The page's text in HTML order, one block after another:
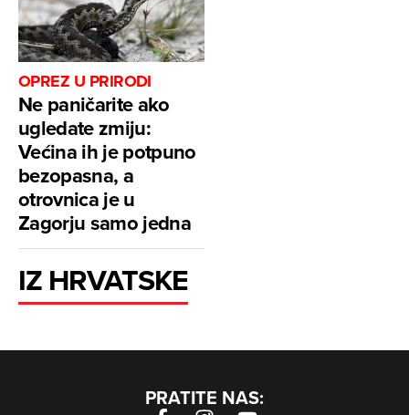
OPREZ U PRIRODI
Ne paničarite ako
ugledate zmiju:
Većina ih je potpuno
bezopasna, a
otrovnica je u
Zagorju samo jedna
IZ HRVATSKE
PRATITE NAS: